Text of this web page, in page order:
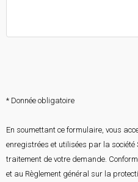
* Donnée obligatoire
En soumettant ce formulaire, vous
enregistrées et utilisées par la
traitement de votre demande.
et au Règlement général sur la